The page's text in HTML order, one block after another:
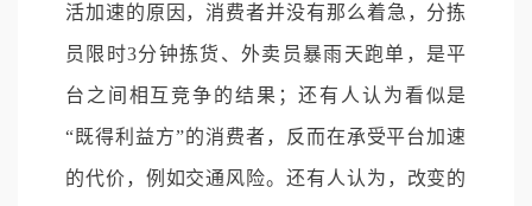
活加速的原因，消费者并没有那么着急，分拣
员限时3分钟拣货、外卖员暴雨天跑单，是平
台之间相互竞争的结果；还有人认为看似是
“既得利益方”的消费者，反而在承受平台加速
的代价，例如交通风险。还有人认为，改变的